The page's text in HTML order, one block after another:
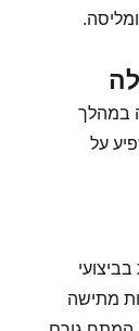
במהלך
על
מתישה